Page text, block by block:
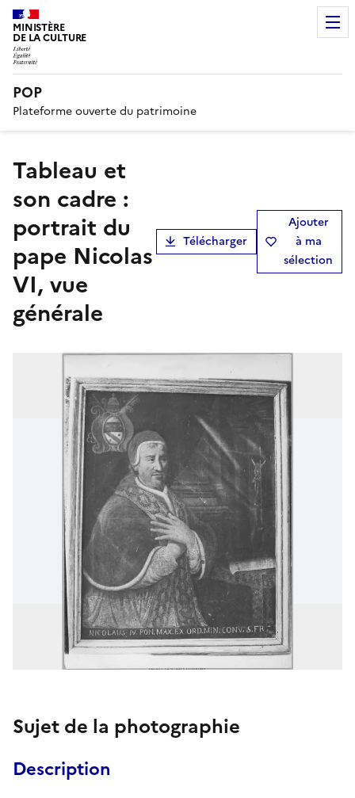
MINISTÈRE
DE LA CULTURE
POP
Plateforme ouverte du patrimoine
tableau et
son cadre :
portrait du
pape Nicolas
VI, vue
générale
Télécharger
Ajouter
à ma
sélection
Sujet de la photographie
Description